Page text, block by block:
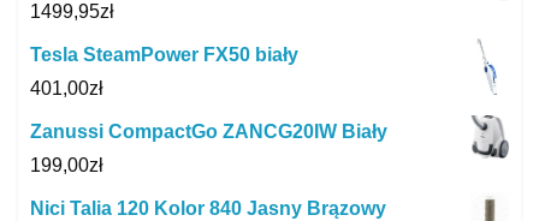
1499,95zł
Tesla SteamPower FX50 biały
401,00zł
Zanussi CompactGo ZANCG20IW Biały
199,00zł
Nici Talia 120 Kolor 840 Jasny Brązowy